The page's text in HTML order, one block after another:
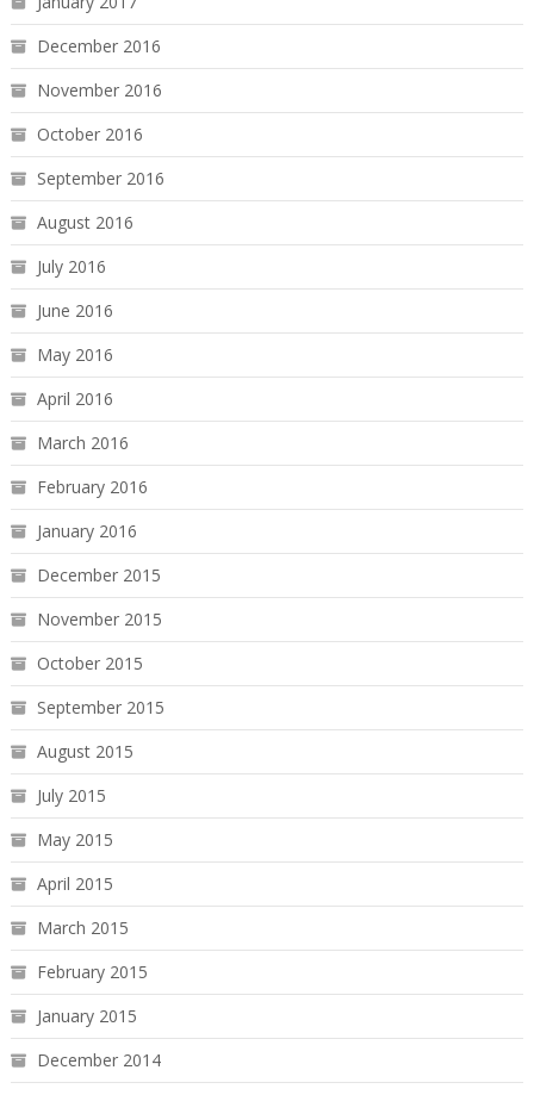
December 2016
November 2016
October 2016
September 2016
August 2016
July 2016
June 2016
May 2016
April 2016
March 2016
February 2016
January 2016
December 2015
November 2015
October 2015
September 2015
August 2015
July 2015
May 2015
April 2015
March 2015
February 2015
January 2015
December 2014